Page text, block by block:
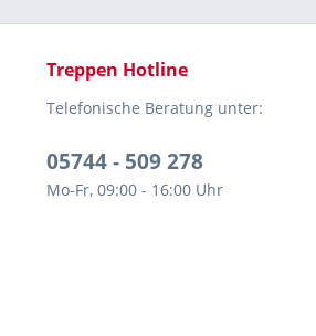
Treppen Hotline
Telefonische Beratung unter:
05744 - 509 278
Mo-Fr, 09:00 - 16:00 Uhr